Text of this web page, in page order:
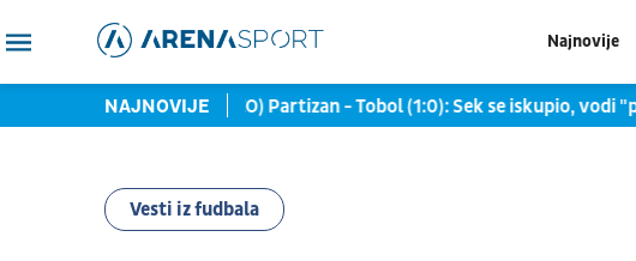
Najnovije
NAJNOVIJE
(UŽIVO/VIDEO) Partizan - Tobol (1:0): Sek se iskupio, vodi "parni
Vesti iz fudbala